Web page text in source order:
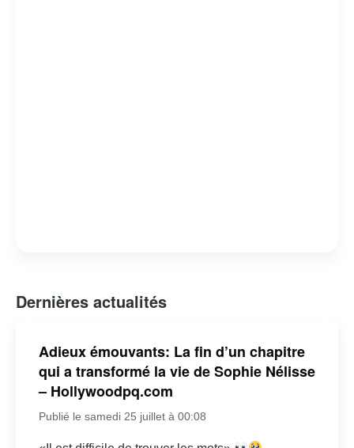
Dernières actualités
Adieux émouvants: La fin d’un chapitre
qui a transformé la vie de Sophie Nélisse
– Hollywoodpq.com
Publié le samedi 25 juillet à 00:08